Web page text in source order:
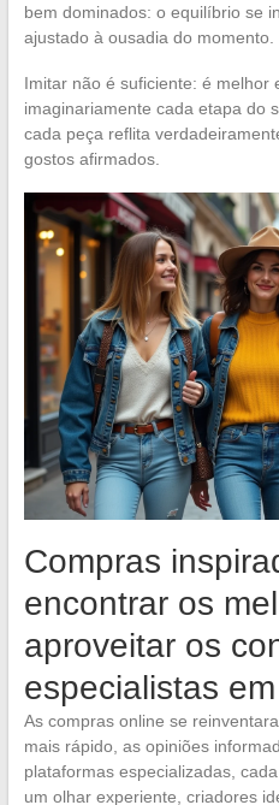
bem dominados: o equilíbrio se
ajustado à ousadia do momento.
Imitar não é suficiente: é melhor
imaginariamente cada etapa do
cada peça reflita
gostos afirmados.
Compras
encontrar os
aproveitar os
especialistas
As compras online se
mais rápido, as opiniões
plataformas especializadas,
um olhar experiente, criadores